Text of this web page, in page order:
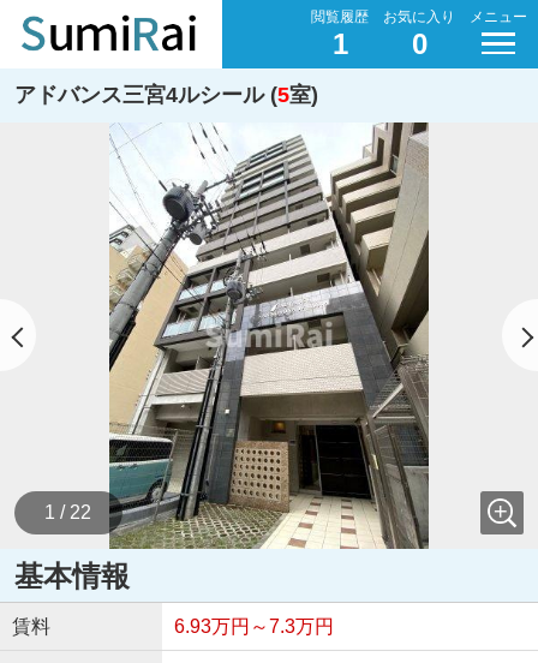
閲覧履歴
1
お気に入り
0
メニュー
アドバンス三宮4ルシール (5室)
1 / 22
基本情報
賃料 6.93万円～7.3万円